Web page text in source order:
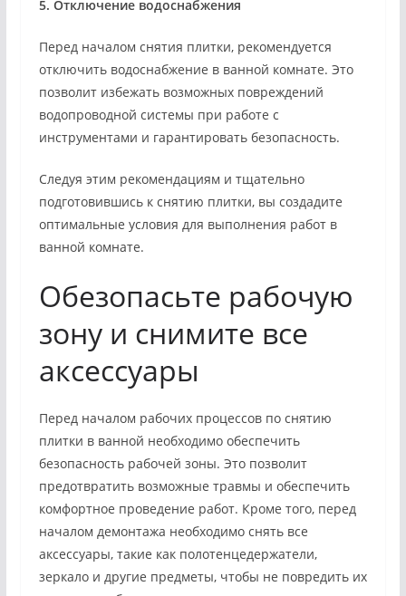
5. Отключение водоснабжения
Перед началом снятия плитки, рекомендуется
отключить водоснабжение в ванной комнате. Это
позволит избежать возможных повреждений
водопроводной системы при работе с
инструментами и гарантировать безопасность.
Следуя этим рекомендациям и тщательно
подготовившись к снятию плитки, вы создадите
оптимальные условия для выполнения работ в
ванной комнате.
Обезопасьте рабочую
зону и снимите все
аксессуары
Перед началом рабочих процессов по снятию
плитки в ванной необходимо обеспечить
безопасность рабочей зоны. Это позволит
предотвратить возможные травмы и обеспечить
комфортное проведение работ. Кроме того, перед
началом демонтажа необходимо снять все
аксессуары, такие как полотенцедержатели,
зеркало и другие предметы, чтобы не повредить их